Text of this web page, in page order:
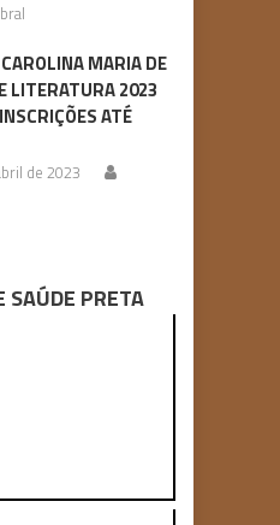
MARIA DE
LITERATURA 2023
ATÉ
de 2023
SAÚDE PRETA